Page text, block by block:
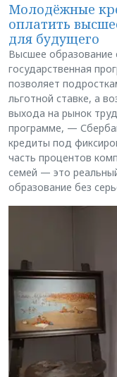
Молодёжные
оплатить
для будущего
Высшее образование
государственная
позволяет
льготной ставке, а
выхода на рынок
программе, —
кредиты под
часть процентов
семей — это
образование без